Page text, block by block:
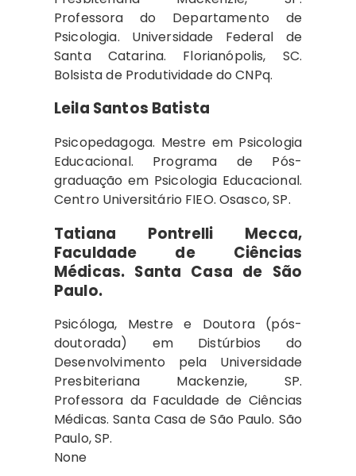
Professora do Departamento de
Psicologia. Universidade Federal de
Santa Catarina. Florianópolis, SC.
Bolsista de Produtividade do CNPq.
Leila Santos Batista
Psicopedagoga. Mestre em Psicologia
Educacional. Programa de Pós-
graduação em Psicologia Educacional.
Centro Universitário FIEO. Osasco, SP.
Tatiana Pontrelli Mecca,
Faculdade de Ciências
Médicas. Santa Casa de São
Paulo.
Psicóloga, Mestre e Doutora (pós-
doutorada) em Distúrbios do
Desenvolvimento pela Universidade
Presbiteriana Mackenzie, SP.
Professora da Faculdade de Ciências
Médicas. Santa Casa de São Paulo. São
Paulo, SP.
None